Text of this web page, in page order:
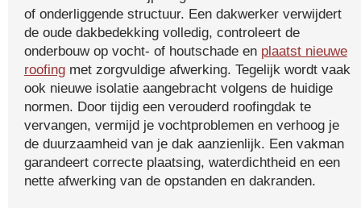
of onderliggende structuur. Een dakwerker verwijdert
de oude dakbedekking volledig, controleert de
onderbouw op vocht- of houtschade en plaatst nieuwe
roofing met zorgvuldige afwerking. Tegelijk wordt vaak
ook nieuwe isolatie aangebracht volgens de huidige
normen. Door tijdig een verouderd roofingdak te
vervangen, vermijd je vochtproblemen en verhoog je
de duurzaamheid van je dak aanzienlijk. Een vakman
garandeert correcte plaatsing, waterdichtheid en een
nette afwerking van de opstanden en dakranden.